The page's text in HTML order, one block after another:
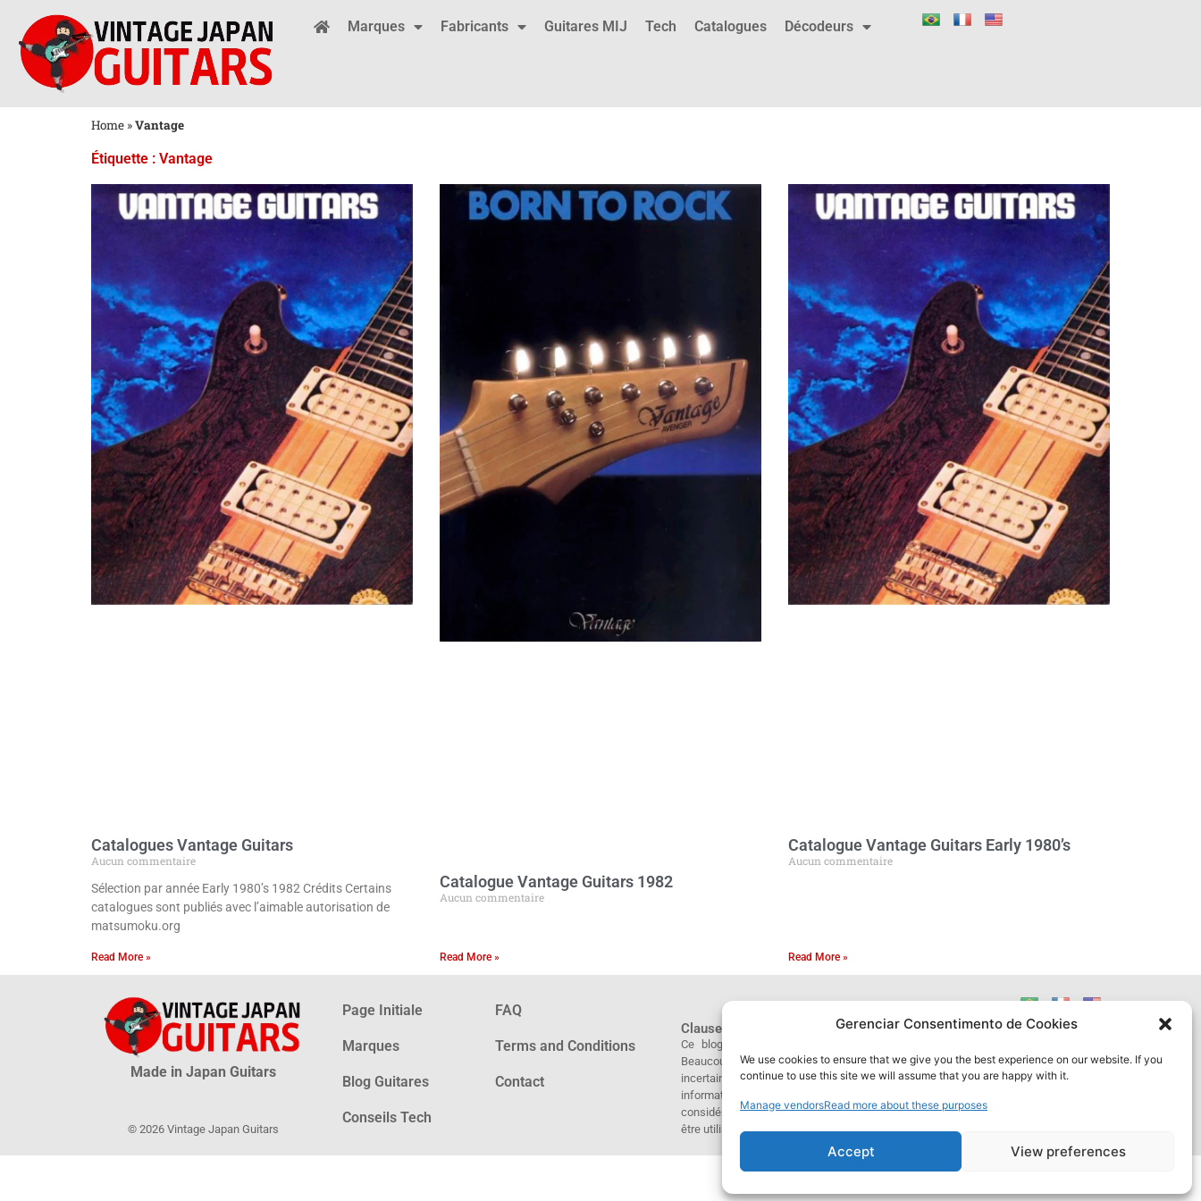
Gerenciar Consentimento de Cookies
We use cookies to ensure that we give you the best experience on our website. If you
continue to use this site we will assume that you are happy with it.
Manage vendorsRead more about these purposes
Accept View preferences
Marques Fabricants Guitares MIJ Tech Catalogues Décodeurs
Home »Vantage
Étiquette : Vantage
Catalogues Vantage Guitars
Aucun commentaire
Sélection par année Early 1980’s 1982 Crédits Certains
catalogues sont publiés avec l’aimable autorisation de
matsumoku.org
Read More »
Catalogue Vantage Guitars 1982
Aucun commentaire
Read More »
Catalogue Vantage Guitars Early 1980’s
Aucun commentaire
Read More »
Made in Japan Guitars
© 2026 Vintage Japan Guitars
Page Initiale
Marques
Blog Guitares
Conseils Tech
FAQ
Terms and Conditions
Contact
Ce blog est juste une source informationnelle.
Beaucoup d’informations sur les guitares MIJ sont
incertaines, plus encore sont inconnues. Les
informations obtenues sur ce site ne peuvent être
considérées ni comme officielles ou légales, ni
être utilisées comme preuve d’authenticité.
Clause de non-responsabilité